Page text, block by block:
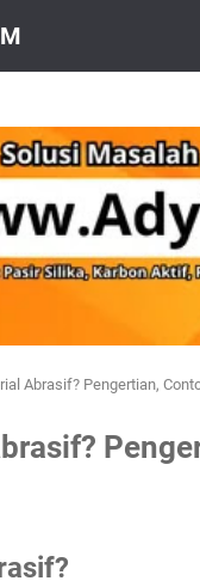
Abrasif? Pengertian,